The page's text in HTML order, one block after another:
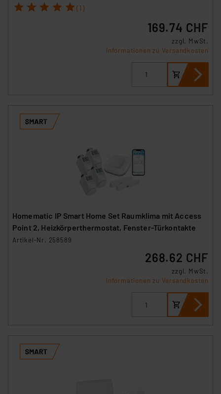
1 2 3 4 5 (1)
169.74 CHF
zzgl. MwSt.
Informationen zu Versandkosten
Homematic IP Smart Home Set Raumklima mit Access
Point 2, Heizkörperthermostat, Fenster-Türkontakte
Artikel-Nr. 258589
268.62 CHF
zzgl. MwSt.
Informationen zu Versandkosten